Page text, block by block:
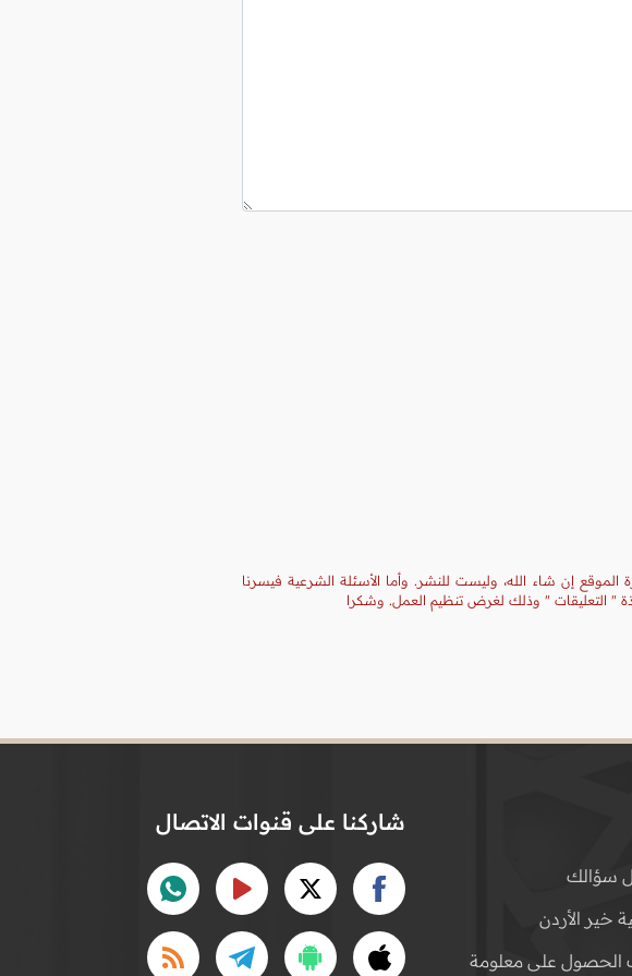
إن شاء الله، وليست للنشر. وأما الأسئلة الشرعية فيسرنا
" التعليقات " وذلك لغرض تنظيم العمل. وشكرا
سؤالك
خير الأردن
الحصول على معلومة
شاركنا على قنوات الاتصال